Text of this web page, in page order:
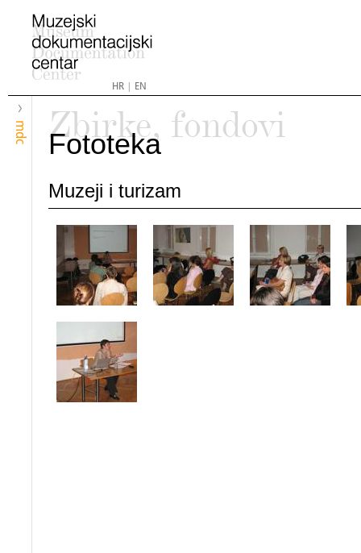
HR| EN
mdc
Zbirke, fondovi
Fototeka
Muzeji i turizam